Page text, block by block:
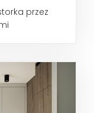
przez